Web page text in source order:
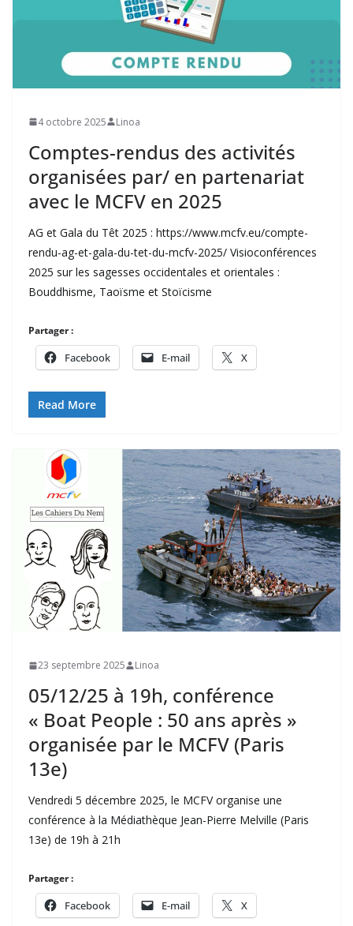
4 octobre 2025 Linoa
Comptes-rendus des activités
organisées par/ en partenariat
avec le MCFV en 2025
AG et Gala du Têt 2025 : https://www.mcfv.eu/compte-
rendu-ag-et-gala-du-tet-du-mcfv-2025/ Visioconférences
2025 sur les sagesses occidentales et orientales :
Bouddhisme, Taoïsme et Stoïcisme
Partager :
Facebook E-mail X
Read More
23 septembre 2025 Linoa
05/12/25 à 19h, conférence
« Boat People : 50 ans après »
organisée par le MCFV (Paris
13e)
Vendredi 5 décembre 2025, le MCFV organise une
conférence à la Médiathèque Jean-Pierre Melville (Paris
13e) de 19h à 21h
Partager :
Facebook E-mail X